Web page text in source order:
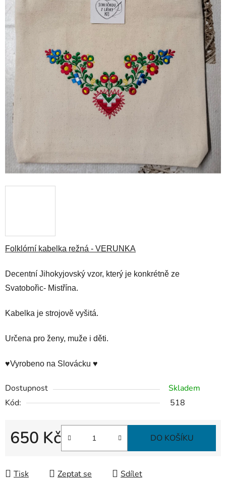
Folklórní kabelka režná - VERUNKA
Decentní Jihokyjovský vzor, který je konkrétně ze
Svatobořic- Mistřína.
Kabelka je strojově vyšitá.
Určena pro ženy, muže i děti.
♥Vyrobeno na Slovácku ♥
Dostupnost
Skladem
Kód:
518
650 Kč DO KOŠÍKU
Tisk Zeptat se Sdílet